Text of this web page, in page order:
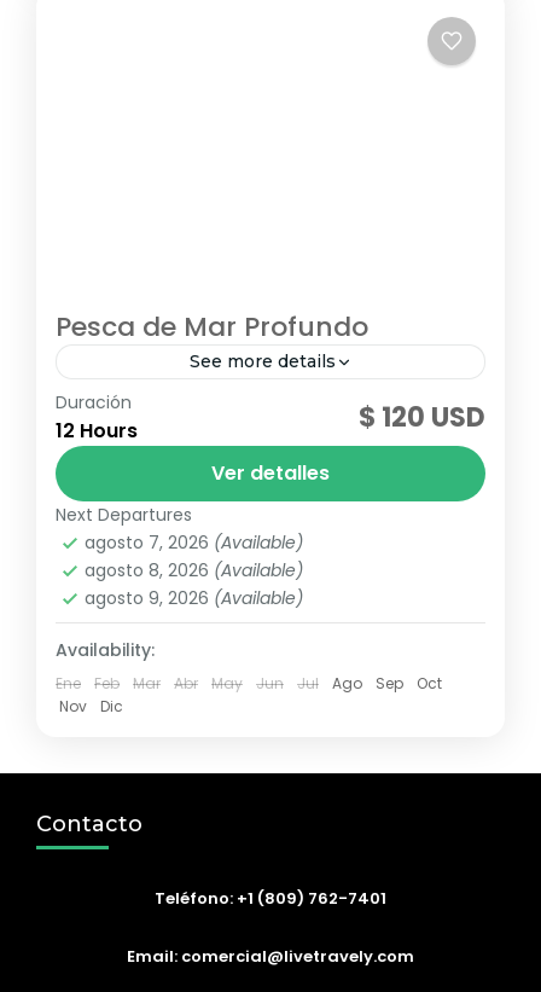
Pesca de Mar Profundo
See more details
No pierda la oportunidad de disfrutar de las
maravillas del mar en un espectacular
charter de pesca en alta mar, saliendo
desde la hermosa marina...
Punta Cana,
Duración
12 Hours $ 120 USD
Ver detalles
Next Departures
agosto 7, 2026 (Available)
agosto 8, 2026 (Available)
agosto 9, 2026 (Available)
Availability:
Ene Feb Mar Abr May Jun Jul Ago Sep
Oct
Nov
Dic
Contacto
Teléfono: +1 (809) 762-7401
Email: comercial@livetravely.com